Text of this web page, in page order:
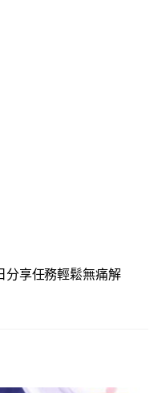
分享任務輕鬆無痛解